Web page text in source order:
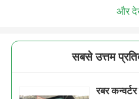
और
सबसे उत्तम
रबर